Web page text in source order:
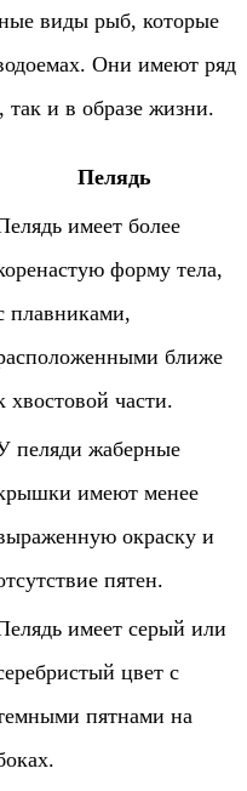
виды рыб, которые
Они имеют ряд
и в образе жизни.
Пелядь
имеет более
форму тела,
плавниками,
ближе
хвостовой части.
пеляди жаберные
имеют менее
окраску и
пятен.
имеет серый или
цвет с
пятнами на